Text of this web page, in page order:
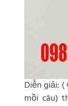
Diễn giải:
mồi câu)